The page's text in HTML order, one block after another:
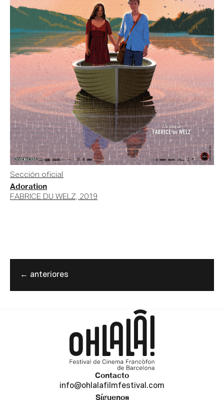
Sección oficial
Adoration
FABRICE DU WELZ, 2019
← anteriores
Contacto
info@ohlalafilmfestival.com
Síguenos